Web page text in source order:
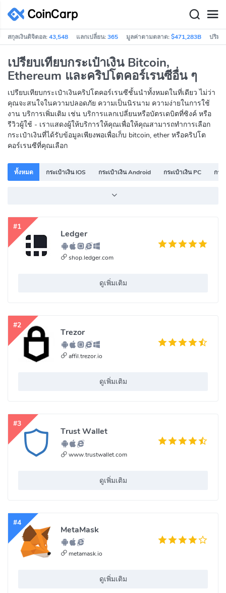
สกุลเงินดิจิตอล:43,548 แลกเปลี่ยน:365 มูลค่าตามตลาด:$471,283B ปริมา
เปรียบเทียบกระเป๋าเงิน Bitcoin,
Ethereum และคริปโตคอร์เรนซีอื่น ๆ
เปรียบเทียบกระเป๋าเงินคริปโตคอร์เรนซีชั้นนำทั้งหมดในที่เดียว ไม่ว่า
คุณจะสนใจในความปลอดภัย ความเป็นนิรนาม ความง่ายในการใช้
งาน บริการเพิ่มเติม เช่น บริการแลกเปลี่ยนหรือบัตรเดบิตที่ซิงค์ หรือ
รีวิวผู้ใช้ - เราแสดงผู้ให้บริการให้คุณเพื่อให้คุณสามารถทำการเลือก
กระเป๋าเงินที่ได้รับข้อมูลเพียงพอเพื่อเก็บ bitcoin, ether หรือคริปโต
คอร์เรนซีที่คุณเลือก
ทั้งหมด กระเป๋าเงิน IOS กระเป๋าเงิน Android กระเป๋าเงิน PC กระ
#1
Ledger
shop.ledger.com
ดูเพิ่มเติม
#2
Trezor
affil.trezor.io
ดูเพิ่มเติม
#3
Trust Wallet
www.trustwallet.com
ดูเพิ่มเติม
#4
MetaMask
metamask.io
ดูเพิ่มเติม